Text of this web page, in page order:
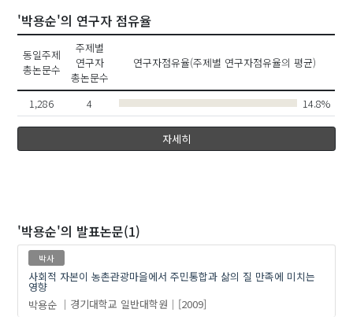
'박용순'의 연구자 점유율
동일주제
총논문수
주제별
연구자
총논문수
연구자점유율(주제별 연구자점유율의 평균)
1,286 4 14.8%
자세히
'박용순'의 발표논문(1)
박사
사회적 자본이 농촌관광마을에서 주민통합과 삶의 질 만족에 미치는
영향
박용순
경기대학교 일반대학원 [2009]